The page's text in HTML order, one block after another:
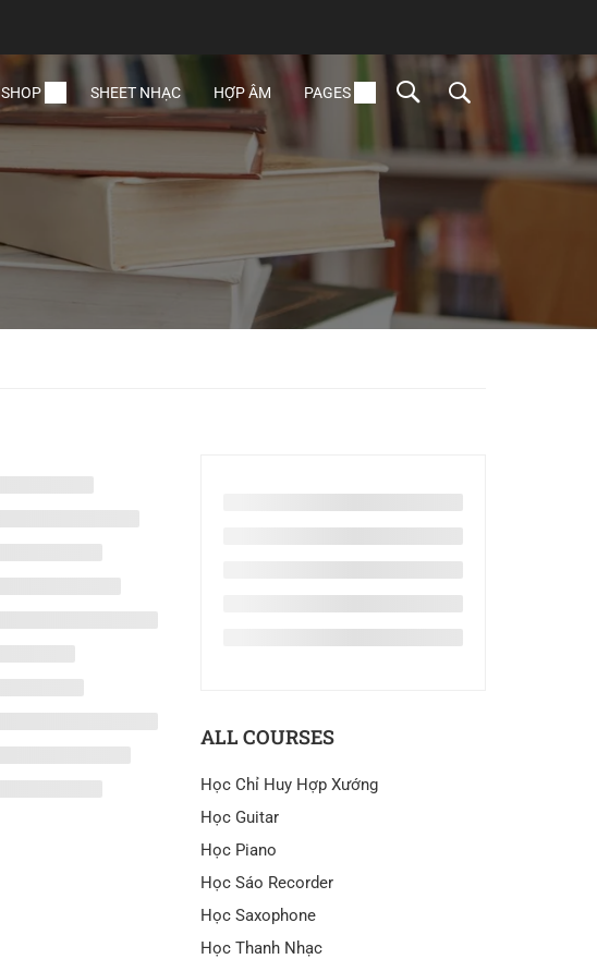
SHOP SHEET NHẠC HỢP ÂM PAGES
ALL COURSES
Học Chỉ Huy Hợp Xướng
Học Guitar
Học Piano
Học Sáo Recorder
Học Saxophone
Học Thanh Nhạc